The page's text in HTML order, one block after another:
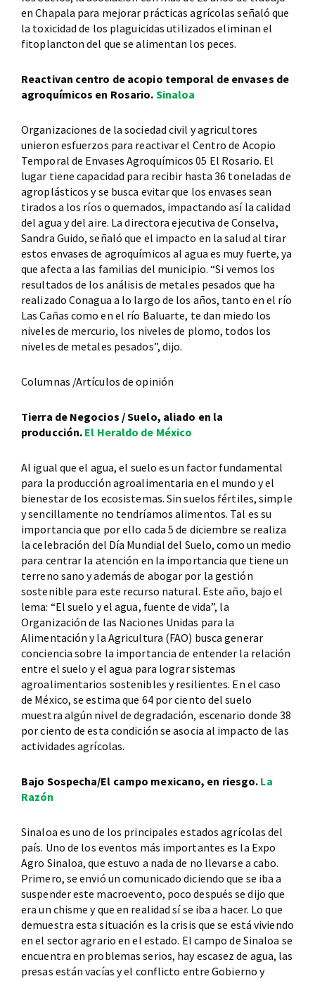
en Chapala para mejorar prácticas agrícolas señaló que
la toxicidad de los plaguicidas utilizados eliminan el
fitoplancton del que se alimentan los peces.
Reactivan centro de acopio temporal de envases de
agroquímicos en Rosario. Sinaloa
Organizaciones de la sociedad civil y agricultores
unieron esfuerzos para reactivar el Centro de Acopio
Temporal de Envases Agroquímicos 05 El Rosario. El
lugar tiene capacidad para recibir hasta 36 toneladas de
agroplásticos y se busca evitar que los envases sean
tirados a los ríos o quemados, impactando así la calidad
del agua y del aire. La directora ejecutiva de Conselva,
Sandra Guido, señaló que el impacto en la salud al tirar
estos envases de agroquímicos al agua es muy fuerte, ya
que afecta a las familias del municipio. “Si vemos los
resultados de los análisis de metales pesados que ha
realizado Conagua a lo largo de los años, tanto en el río
Las Cañas como en el río Baluarte, te dan miedo los
niveles de mercurio, los niveles de plomo, todos los
niveles de metales pesados”, dijo.
Columnas /Artículos de opinión
Tierra de Negocios / Suelo, aliado en la
producción. El Heraldo de México
Al igual que el agua, el suelo es un factor fundamental
para la producción agroalimentaria en el mundo y el
bienestar de los ecosistemas. Sin suelos fértiles, simple
y sencillamente no tendríamos alimentos. Tal es su
importancia que por ello cada 5 de diciembre se realiza
la celebración del Día Mundial del Suelo, como un medio
para centrar la atención en la importancia que tiene un
terreno sano y además de abogar por la gestión
sostenible para este recurso natural. Este año, bajo el
lema: “El suelo y el agua, fuente de vida”, la
Organización de las Naciones Unidas para la
Alimentación y la Agricultura (FAO) busca generar
conciencia sobre la importancia de entender la relación
entre el suelo y el agua para lograr sistemas
agroalimentarios sostenibles y resilientes. En el caso
de México, se estima que 64 por ciento del suelo
muestra algún nivel de degradación, escenario donde 38
por ciento de esta condición se asocia al impacto de las
actividades agrícolas.
Bajo Sospecha/El campo mexicano, en riesgo. La
Razón
Sinaloa es uno de los principales estados agrícolas del
país. Uno de los eventos más importantes es la Expo
Agro Sinaloa, que estuvo a nada de no llevarse a cabo.
Primero, se envió un comunicado diciendo que se iba a
suspender este macroevento, poco después se dijo que
era un chisme y que en realidad sí se iba a hacer. Lo que
demuestra esta situación es la crisis que se está viviendo
en el sector agrario en el estado. El campo de Sinaloa se
encuentra en problemas serios, hay escasez de agua, las
presas están vacías y el conflicto entre Gobierno y